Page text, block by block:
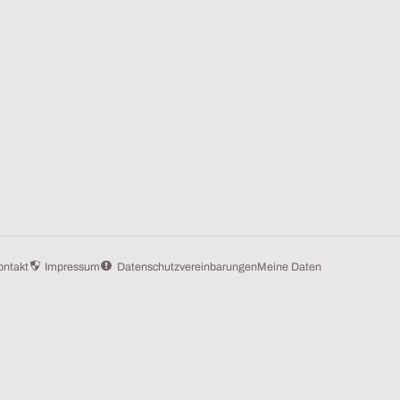
Impressum DatenschutzvereinbarungenMeine Daten